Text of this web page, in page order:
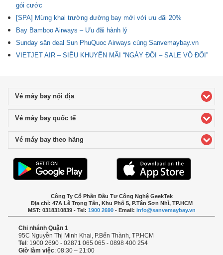
gói cước
[SPA] Mừng khai trường đường bay mới với ưu đãi 20%
Bay Bamboo Airways – Ưu đãi hành lý
Sunday săn deal Sun PhuQuoc Airways cùng Sanvemaybay.vn
VIETJET AIR – SIÊU KHUYẾN MÃI “NGÀY ĐÔI – SALE VÔ ĐỐI”
Vé máy bay nội địaclick to expand contents
Vé máy bay quốc tếclick to expand contents
Vé máy bay theo hãng
Công Ty Cổ Phần Đầu Tư Công Nghệ GeekTek
Địa chỉ: 47A Lê Trọng Tấn, Khu Phố 5, P.Tân Sơn Nhì, TP.HCM
MST: 0318310839 - Tel: 1900 2690- Email: info@sanvemaybay.vn
Chi nhánh Quận 1
95C Nguyễn Thị Minh Khai, P.Bến Thành, TP.HCM
Tel: 1900 2690 - 02871 065 065 - 0898 400 254
Giờ làm việc: 08:30 – 21:00